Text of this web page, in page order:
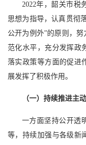
2022年，韶关市税
思想为指导，认真贯彻
公开为例外”的原则，
范化水平，充分发挥政
落实政策等方面的促进
展发挥了积极作用。
（一）持续推进主
一方面坚持公开透
等，持续加强与各级新